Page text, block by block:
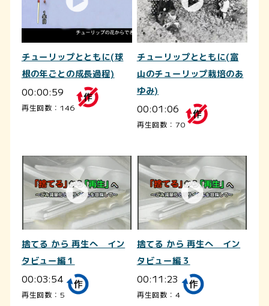
チューリップとともに(球
根の年ごとの成長過程)
00:00:59
再生回数：146
チューリップとともに(富
山のチューリップ栽培のあ
ゆみ)
00:01:06
再生回数：70
捨てる から 再生へ イン
タビュー編１
00:03:54
再生回数：5
捨てる から 再生へ イン
タビュー編３
00:11:23
再生回数：4